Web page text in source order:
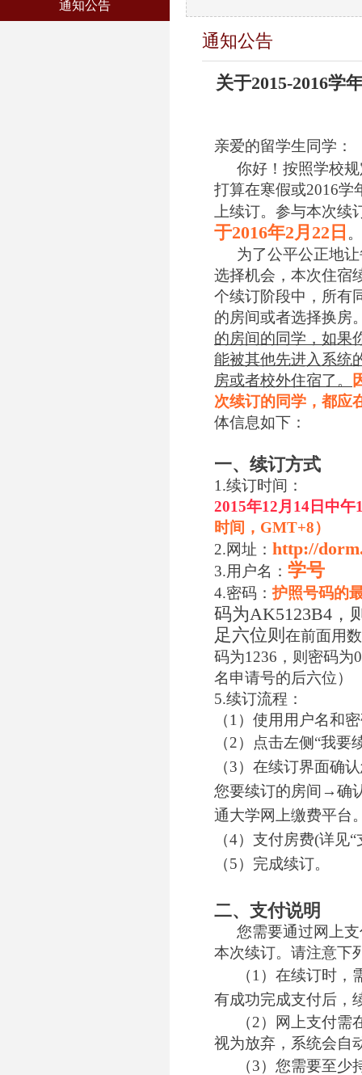
通知公告
通知公告
关于2015-2016学
亲爱的留学生同学：
你好！按照学校
打算在寒假或2016学
上续订。参与本次
于2016年2月22日 。
为了公平公正地
选择机会，本次住宿
个续订阶段中，所有
的房间或者选择换房
的房间的同学，如果
能被其他先进入系统
房或者校外住宿了。
次续订的同学，都应
体信息如下：
一、续订方式
1.续订时间：
2015年12月14日中午
时间，GMT+8）
2.网址： http://
3.用户名： 学号
4.密码：护照号码的
码为AK5123B4，
足六位则 在前面用
码为1236，则密码为
名申请号的后六位）
5.续订流程：
（1）使用用户名和
（2）点击左侧“我
（3）在续订界面确
您要续订的房间→确
通大学网上缴费平台
（4）支付房费(详见
（5）完成续订。
二、支付说明
您需要通过网上
本次续订。请注意下
（1）在续订时
有成功完成支付后，
（2）网上支付
视为放弃，系统会自
（3）您需要至少